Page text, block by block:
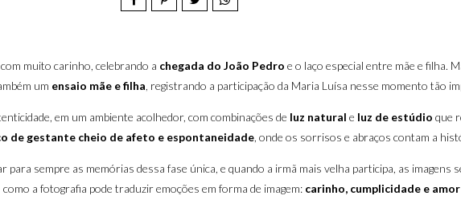
muito carinho, celebrando a chegada do João Pedro e o laço especial entre mãe e filha.
um ensaio mãe e filha, registrando a participação da Maria Luísa nesse momento tão
em um ambiente acolhedor, com combinações de luz natural e luz de estúdio que
de gestante cheio de afeto e espontaneidade, onde os sorrisos e abraços contam a
para sempre as memórias dessa fase única, e quando a irmã mais velha participa, as imagens
a fotografia pode traduzir emoções em forma de imagem: carinho, cumplicidade e